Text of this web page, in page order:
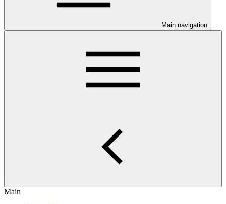
Main navigation
Main